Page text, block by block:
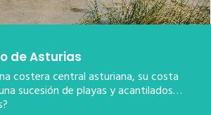
de Asturias
costera central asturiana, su costa
sucesión de playas y acantilados…